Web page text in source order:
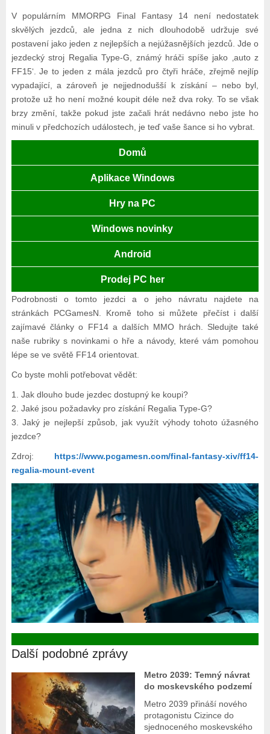
V populárním MMORPG Final Fantasy 14 není nedostatek
skvělých jezdců, ale jedna z nich dlouhodobě udržuje své
postavení jako jeden z nejlepších a nejúžasnějších jezdců. Jde o
jezdecký stroj Regalia Type-G, známý hráči spíše jako ‚auto z
FF15‘. Je to jeden z mála jezdců pro čtyři hráče, zřejmě nejlíp
vypadající, a zároveň je nejjednodušší k získání – nebo byl,
protože už ho není možné koupit déle než dva roky. To se však
brzy změní, takže pokud jste začali hrát nedávno nebo jste ho
minuli v předchozích událostech, je teď vaše šance si ho vybrat.
Domů
Aplikace Windows
Hry na PC
Windows novinky
Android
Prodej PC her
Podrobnosti o tomto jezdci a o jeho návratu najdete na
stránkách PCGamesN. Kromě toho si můžete přečíst i další
zajímavé články o FF14 a dalších MMO hrách. Sledujte také
naše rubriky s novinkami o hře a návody, které vám pomohou
lépe se ve světě FF14 orientovat.
Co byste mohli potřebovat vědět:
1. Jak dlouho bude jezdec dostupný ke koupi?
2. Jaké jsou požadavky pro získání Regalia Type-G?
3. Jaký je nejlepší způsob, jak využít výhody tohoto úžasného
jezdce?
Zdroj: https://www.pcgamesn.com/final-fantasy-xiv/ff14-
regalia-mount-event
Další podobné zprávy
Metro 2039: Temný návrat
do moskevského podzemí
Metro 2039 přináší nového
protagonistu Cizince do
sjednoceného moskevského